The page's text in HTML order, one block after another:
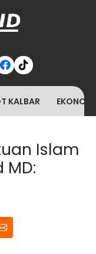
KALBAR
Islam
MD: